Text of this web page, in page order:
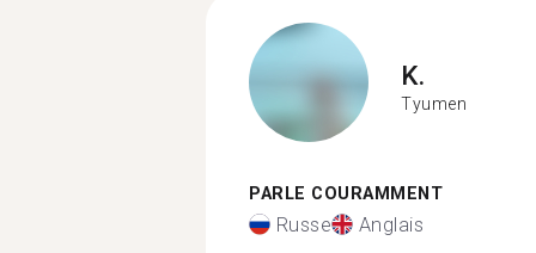
K.
Tyumen
PARLE COURAMMENT
Russe Anglais